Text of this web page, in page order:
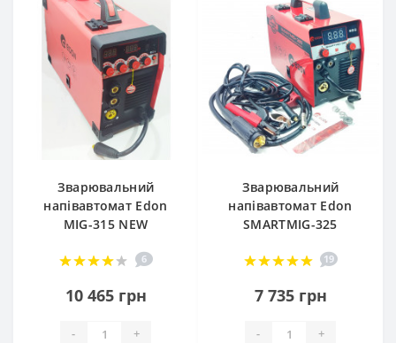
Зварювальний
напівавтомат Edon
MIG-315 NEW
6
10 465 грн
- +
Зварювальний
напівавтомат Edon
SMARTMIG-325
19
7 735 грн
- +